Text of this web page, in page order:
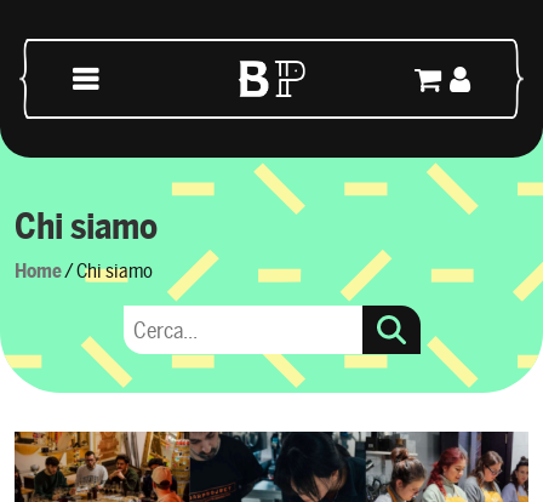
Navigazione principale
Chi siamo
Home/ Chi siamo